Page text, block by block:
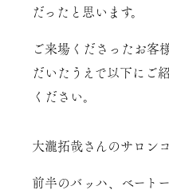
だったと思います。
ご来場くださったお客
だいたうえで以下にご
ください。
大瀧拓哉さんのサロン
前半のバッハ、ベート